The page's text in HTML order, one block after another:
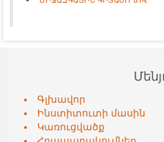
Գլխավոր
Ինստիտուտի մասին
Կառուցվածք